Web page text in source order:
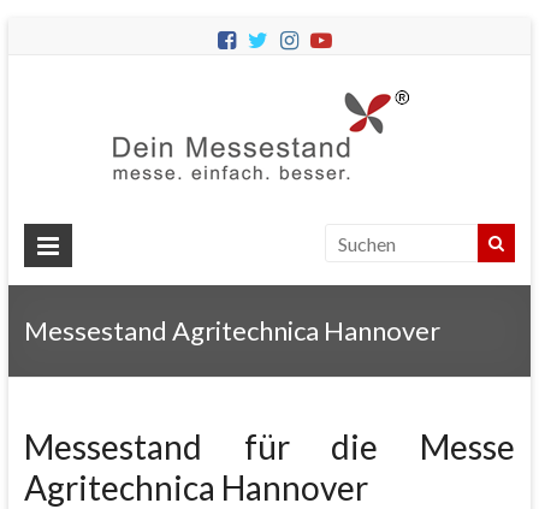
Messestände
für
Messestand Agritechnica Hannover
Messestand für die Messe
Agritechnica Hannover